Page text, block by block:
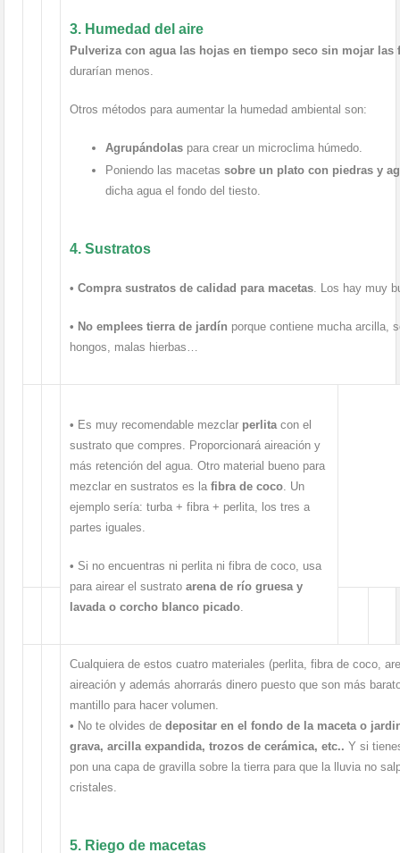
3. Humedad del aire
Pulveriza con agua las hojas en tiempo seco sin mojar las
durarían menos.
Otros métodos para aumentar la humedad ambiental son:
Agrupándolas para crear un microclima húmedo.
Poniendo las macetassobre un plato con piedras y
dicha agua el fondo del tiesto.
4. Sustratos
• Compra sustratos de calidad para macetas. Los hay muy
• No emplees tierra de jardín porque contiene mucha arcilla,
hongos, malas hierbas…
• Es muy recomendable mezclar perlitacon el
sustrato que compres. Proporcionará aireación y
más retención del agua. Otro material bueno para
mezclar en sustratos es lafibra de coco. Un
ejemplo sería: turba + fibra + perlita, los tres a
partes iguales.
• Si no encuentras ni perlita ni fibra de coco, usa
para airear el sustratoarena de río gruesa y
lavada o corcho blanco picado.
Cualquiera de estos cuatro materiales (perlita, fibra de coco,
aireación y además ahorrarás dinero puesto que son más
mantillo para hacer volumen.
• No te olvides dedepositar en el fondo de la maceta o
grava, arcilla expandida, trozos de cerámica, etc..Y si
pon una capa de gravilla sobre la tierra para que la lluvia no
cristales.
5. Riego de macetas